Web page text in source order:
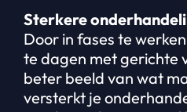
Sterkere
Door in fases te
te dagen met gerichte
beter beeld van wat
versterkt je